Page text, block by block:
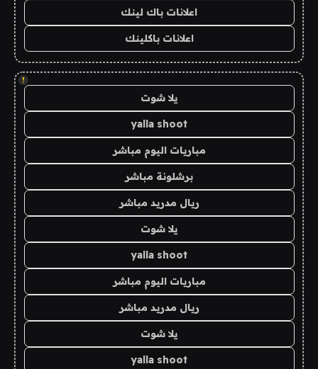
اعلانات باك لينك
اعلانات باكلينك
!
يلا شوت
yalla shoot
مباريات اليوم مباشر
برشلونة مباشر
ريال مدريد مباشر
يلا شوت
yalla shoot
مباريات اليوم مباشر
ريال مدريد مباشر
يلا شوت
yalla shoot